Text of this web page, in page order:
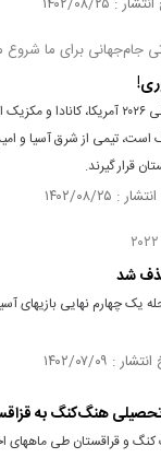
است، تیمی از شرق آسیا و
قرار گیرند.
حذف شد
یک چهارم نهایی
هنگ‌کنگ به
و قراقستان طی ماههای